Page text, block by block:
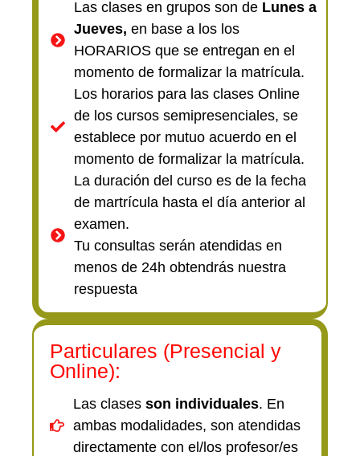
Las clases en grupos son deLunes a
Jueves, en base a los los
HORARIOS que se entregan en el
momento de formalizar la matrícula.
Los horarios para las clases Online
de los cursos semipresenciales, se
establece por mutuo acuerdo en el
momento de formalizar la matrícula.
La duración del curso es de la fecha
de martrícula hasta el día anterior al
examen.
Tu consultas serán atendidas en
menos de 24h obtendrás nuestra
respuesta
Particulares (Presencial y
Online):
Las clases son individuales. En
ambas modalidades, son atendidas
directamente con el/los profesor/es